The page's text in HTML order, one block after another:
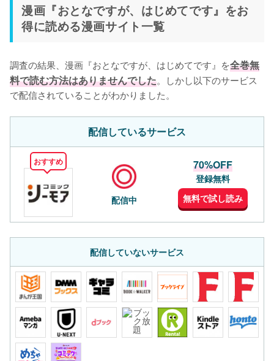
漫画『おとなですが、はじめてです』をお
得に読める漫画サイト一覧
調査の結果、漫画『おとなですが、はじめてです』を全巻無
料で読む方法はありませんでした。しかし以下のサービス
で配信されていることがわかりました。
配信しているサービス
おすすめ
配信中
70%OFF
登録無料
無料で試し読み
配信していないサービス